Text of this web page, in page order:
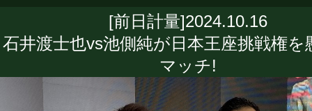
[前日計量]2024.10.16
石井渡士也vs池側純が日本王座挑戦権を
マッチ!